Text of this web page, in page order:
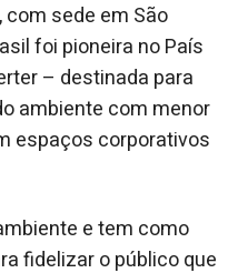
com sede em São
foi pioneira no País
– destinada para
ambiente com menor
espaços corporativos
e tem como
fidelizar o público que